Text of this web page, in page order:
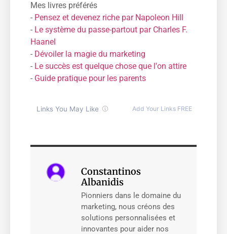
Mes livres préférés
- Pensez et devenez riche par Napoleon Hill
- Le système du passe-partout par Charles F.
Haanel
- Dévoiler la magie du marketing
- Le succès est quelque chose que l'on attire
- Guide pratique pour les parents
Constantinos
Albanidis
Pionniers dans le domaine du
marketing, nous créons des
solutions personnalisées et
innovantes pour aider nos